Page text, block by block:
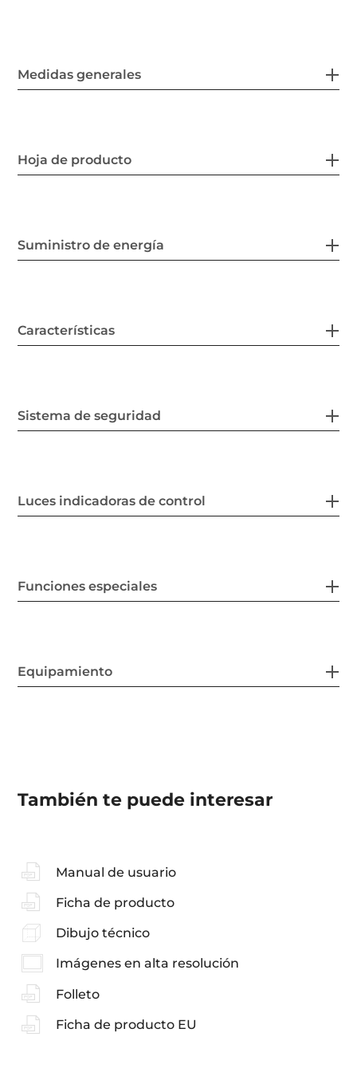
Medidas generales
Hoja de producto
Suministro de energía
Características
Sistema de seguridad
Luces indicadoras de control
Funciones especiales
Equipamiento
También te puede interesar
Manual de usuario
Ficha de producto
Dibujo técnico
Imágenes en alta resolución
Folleto
Ficha de producto EU